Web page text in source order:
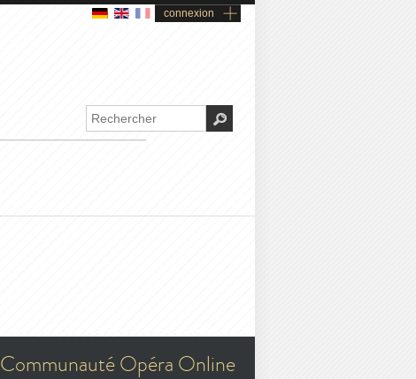
connexion
Communauté Opéra Online